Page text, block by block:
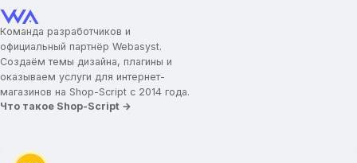
Популярные категории
Промо-блоки с изображениями
Промо-товары
Блок подписки
Промо-иконки
Бренды
Команда разработчиков и
официальный партнёр Webasyst.
Создаём темы дизайна, плагины и
оказываем услуги для интернет-
магазинов на Shop-Script с 2014 года.
Что такое Shop-Script →